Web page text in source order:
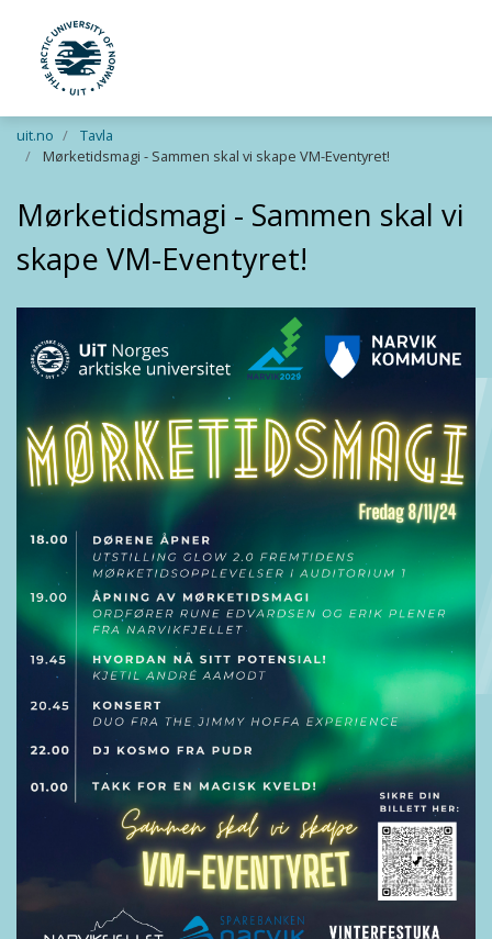
Skip to main content
UiT The Arctic University of Norway
uit.no
Tavla
Mørketidsmagi - Sammen skal vi skape VM-Eventyret!
Mørketidsmagi - Sammen skal vi
skape VM-Eventyret!